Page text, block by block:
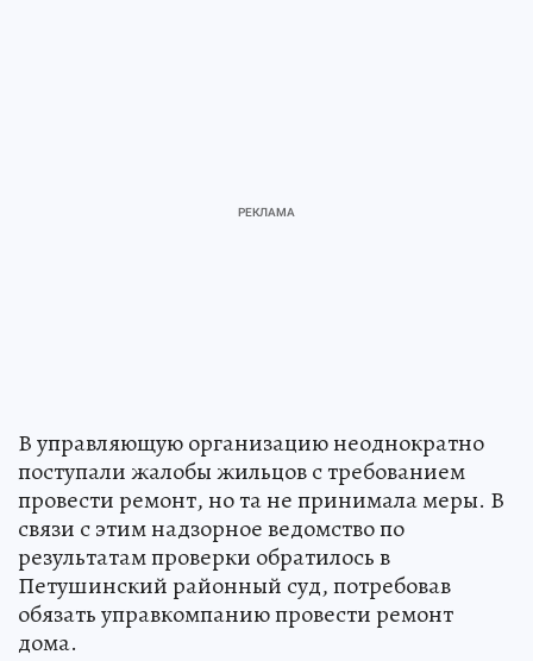
В управляющую организацию неоднократно
поступали жалобы жильцов с требованием
провести ремонт, но та не принимала меры. В
связи с этим надзорное ведомство по
результатам проверки обратилось в
Петушинский районный суд, потребовав
обязать управкомпанию провести ремонт
дома.